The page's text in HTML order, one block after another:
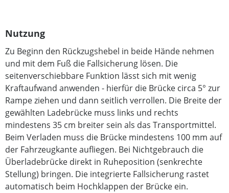
Nutzung
Zu Beginn den Rückzugshebel in beide Hände nehmen
und mit dem Fuß die Fallsicherung lösen. Die
seitenverschiebbare Funktion lässt sich mit wenig
Kraftaufwand anwenden - hierfür die Brücke circa 5° zur
Rampe ziehen und dann seitlich verrollen. Die Breite der
gewählten Ladebrücke muss links und rechts
mindestens 35 cm breiter sein als das Transportmittel.
Beim Verladen muss die Brücke mindestens 100 mm auf
der Fahrzeugkante aufliegen. Bei Nichtgebrauch die
Überladebrücke direkt in Ruheposition (senkrechte
Stellung) bringen. Die integrierte Fallsicherung rastet
automatisch beim Hochklappen der Brücke ein.